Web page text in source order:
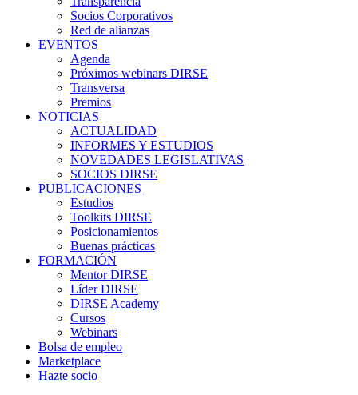
Socios Corporativos
Red de alianzas
EVENTOS
Agenda
Próximos webinars DIRSE
Transversa
Premios
NOTICIAS
ACTUALIDAD
INFORMES Y ESTUDIOS
NOVEDADES LEGISLATIVAS
SOCIOS DIRSE
PUBLICACIONES
Estudios
Toolkits DIRSE
Posicionamientos
Buenas prácticas
FORMACIÓN
Mentor DIRSE
Líder DIRSE
DIRSE Academy
Cursos
Webinars
Bolsa de empleo
Marketplace
Hazte socio